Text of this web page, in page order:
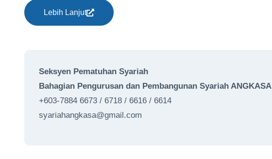
Lebih Lanjut
Seksyen Pematuhan Syariah
Bahagian Pengurusan dan Pembangunan Syariah ANGKASA
+603-7884 6673 / 6718 / 6616 / 6614
syariahangkasa@gmail.com